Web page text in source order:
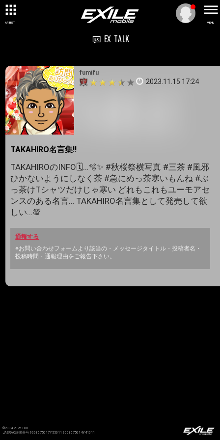
ARTIST MENU
EX TALK
fumifu
2023.11.15 17:24
TAKAHIRO名言集‼️
TAKAHIROのINFO🗓️…🫧✨ #秋桜祭横写真 #三茶 #風邪
ひかないようにしなく茶 #急にめっ茶寒いもんね #ぶ
っ茶けTシャツだけじゃ寒い どれもこれもユーモアセ
ンスのある名言… TAKAHIRO名言集として発売して欲
しい…💯
通報する
※お問い合わせフォームより該当の・メッセージタイトル・投稿者名・
投稿時間・通報理由をご報告下さい。
©2004-2026 LDH
JASRAC許諾番号 9008675017Y55011 9008675014Y41011